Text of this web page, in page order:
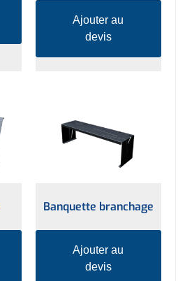
Ajouter au
devis
Banquette branchage
Ajouter au
devis